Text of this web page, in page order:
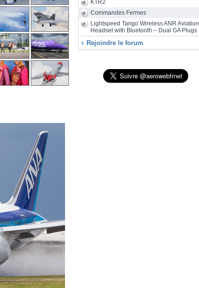
28/07
Airbus a inauguré une deuxième ligne
d'assemblage final de la famille A320 à Toulouse
KTR2
Commandes Fermes
Lightspeed Tango Wireless ANR Aviation
Headset with Bluetooth – Dual GA Plugs
Rejoindre le forum